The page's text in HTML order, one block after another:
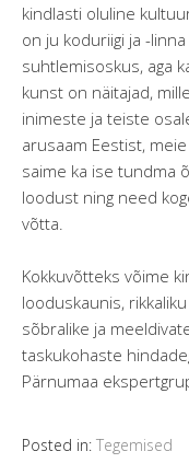
kindlasti oluline
on ju koduriigi ja -
suhtlemisoskus, aga
kunst on näitajad,
inimeste ja teiste
arusaam Eestist,
saime ka ise tundma
loodust ning need
võtta.
Kokkuvõtteks võime
looduskaunis,
sõbralike ja
taskukohaste
Pärnumaa
Posted in: Tegemised